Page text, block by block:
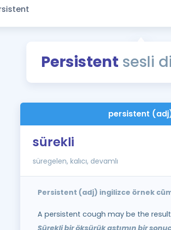
Persistent sesli
persistent
sürekli
süregelen, kalıcı, devamlı
Persistent (adj) ingilizce örnek
A persistent cough may be the
Sürekli bir öksürük astımın bir